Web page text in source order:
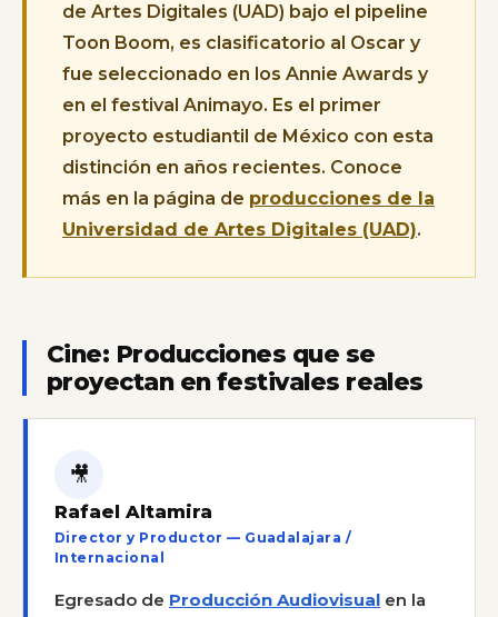
de Artes Digitales (UAD) bajo el pipeline
Toon Boom, es clasificatorio al Oscar y
fue seleccionado en los Annie Awards y
en el festival Animayo. Es el primer
proyecto estudiantil de México con esta
distinción en años recientes. Conoce
más en la página de producciones de la
Universidad de Artes Digitales (UAD).
Cine: Producciones que se
proyectan en festivales reales
🎥
Rafael Altamira
Director y Productor — Guadalajara /
Internacional
Egresado de Producción Audiovisual en la